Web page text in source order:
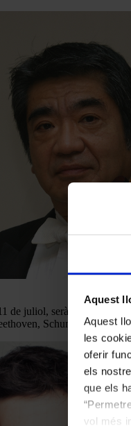
Aquest
Aquest
les
oferir
els
que els
vol més
de juliol, serà a càrrec del
Schumann,